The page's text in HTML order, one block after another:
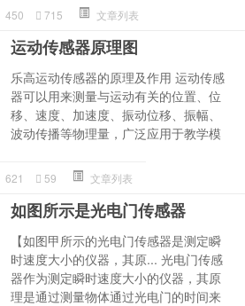
450 715 文章列表
运动传感器原理图
乐高运动传感器的原理及作用 运动传感
器可以用来测量与运动有关的位置、位
移、速度、加速度、振动位移、振幅、
波动传播等物理量，广泛应用于教学模
621 59 文章列表
如图所示是光电门传感器
【如图甲所示的光电门传感器是测定瞬
时速度大小的仪器，其原... 光电门传感
器作为测定瞬时速度大小的仪器，其原
理是通过测量物体通过光电门的时间来